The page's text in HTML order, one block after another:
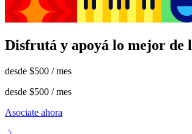
Disfrutá y apoyá lo mejor de
desde $500 / mes
desde $500 / mes
Asociate ahora